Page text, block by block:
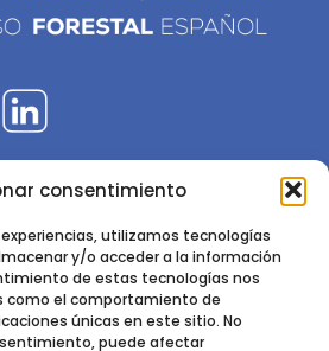
consentimiento
utilizamos tecnologías
y/o acceder a la información
de estas tecnologías nos
como el comportamiento de
únicas en este sitio. No
puede afectar
promovida por laSociedad
Forestales, INIA-CSIC
km 7,5 - 28040 Madrid